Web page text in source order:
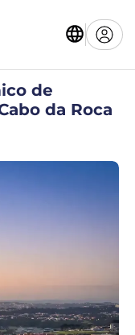
de
da Roca